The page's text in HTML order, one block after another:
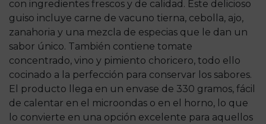
con ingredientes frescos y de calidad. Este delicioso
guiso incluye carne de vacuno tierna, cebolla, ajo,
zanahoria y una mezcla de especias que le dan un
sabor único. También contiene tomate
concentrado, vino y pimiento choricero, todo ello
cocinado a la perfección para conservar los sabores.
El producto llega en un envase de 330 gramos, fácil
de calentar en el microondas o en el horno, lo que
lo convierte en una opción excelente para aquellos